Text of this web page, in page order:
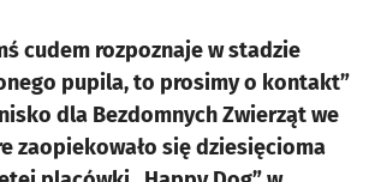
cudem rozpoznaje w stadzie
pupila, to prosimy o kontakt”
dla Bezdomnych Zwierząt we
zaopiekowało się dziesięcioma